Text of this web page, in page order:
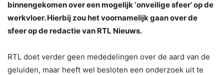
binnengekomen over een mogelijk ‘onveilige sfeer’ op de
werkvloer. Hierbij zou het voornamelijk gaan over de
sfeer op de redactie van RTL Nieuws.
RTL doet verder geen mededelingen over de aard van de
geluiden, maar heeft wel besloten een onderzoek uit te